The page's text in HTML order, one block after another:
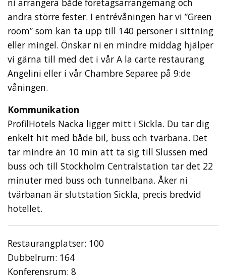
ni arrangera både företagsarrangemang och
andra större fester. I entrévåningen har vi ”Green
room” som kan ta upp till 140 personer i sittning
eller mingel. Önskar ni en mindre middag hjälper
vi gärna till med det i vår A la carte restaurang
Angelini eller i vår Chambre Separee på 9:de
våningen.
Kommunikation
ProfilHotels Nacka ligger mitt i Sickla. Du tar dig
enkelt hit med både bil, buss och tvärbana. Det
tar mindre än 10 min att ta sig till Slussen med
buss och till Stockholm Centralstation tar det 22
minuter med buss och tunnelbana. Åker ni
tvärbanan är slutstation Sickla, precis bredvid
hotellet.
Restaurangplatser: 100
Dubbelrum: 164
Konferensrum: 8